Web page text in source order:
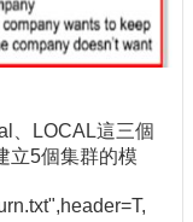
、LOCAL這三個
立5個集群的模